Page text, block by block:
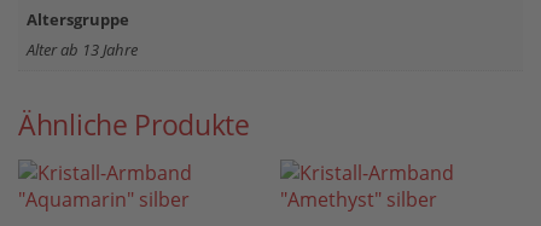
Altersgruppe
Alter ab 13 Jahre
Ähnliche Produkte